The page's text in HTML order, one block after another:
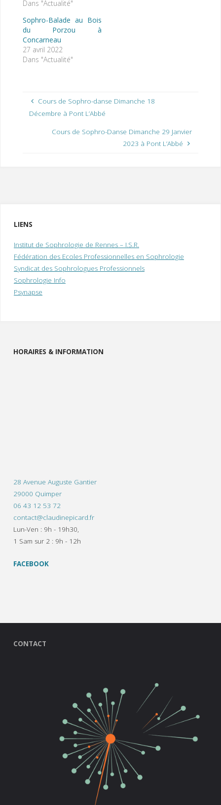
Dans "Actualité"
Sophro-Balade au Bois
du Porzou à
Concarneau
27 avril 2022
Dans "Actualité"
Cours de Sophro-danse Dimanche 18
Décembre à Pont L’Abbé
Cours de Sophro-Danse Dimanche 29 Janvier
2023 à Pont L’Abbé
LIENS
Institut de Sophrologie de Rennes – I.S.R.
Fédération des Ecoles Professionnelles en Sophrologie
Syndicat des Sophrologues Professionnels
Sophrologie Info
Psynapse
HORAIRES & INFORMATION
28 Avenue Auguste Gantier
29000 Quimper
06 43 12 53 72
contact@claudinepicard.fr
Lun-Ven : 9h - 19h30,
1 Sam sur 2 : 9h - 12h
FACEBOOK
CONTACT